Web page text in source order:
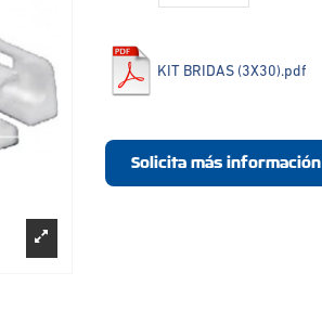
KIT BRIDAS (3X30).pdf
Solicita más información